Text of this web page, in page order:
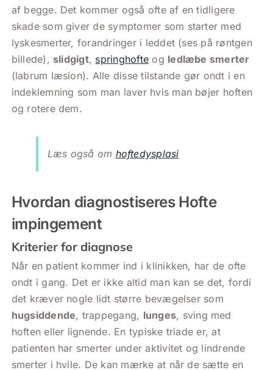
af begge. Det kommer også ofte af en tidligere
skade som giver de symptomer som starter med
lyskesmerter, forandringer i leddet (ses på røntgen
billede), slidgigt, springhofte og ledlæbe smerter
(labrum læsion). Alle disse tilstande gør ondt i en
indeklemning som man laver hvis man bøjer hoften
og rotere dem.
Læs også om hoftedysplasi
Hvordan diagnostiseres Hofte
impingement
Kriterier for diagnose
Når en patient kommer ind i klinikken, har de ofte
ondt i gang. Det er ikke altid man kan se det, fordi
det kræver nogle lidt større bevægelser som
hugsiddende, trappegang, lunges, sving med
hoften eller lignende. En typiske triade er, at
patienten har smerter under aktivitet og lindrende
smerter i hvile. De kan mærke at når de sætte en